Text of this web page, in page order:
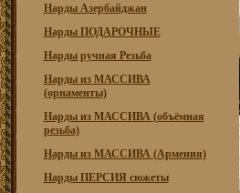
Нарды Азербайджан
Нарды ПОДАРОЧНЫЕ
Нарды ручная Резьба
Нарды из МАССИВА
(орнаменты)
Нарды из МАССИВА (объёмная
резьба)
Нарды из МАССИВА (Армения)
Нарды ПЕРСИЯ сюжеты